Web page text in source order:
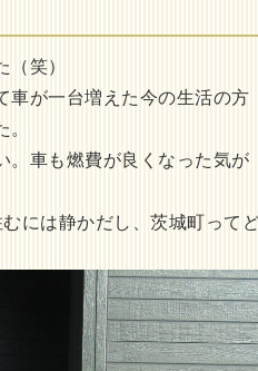
笑）
車が一台増えた今の生活の方
。車も燃費が良くなった気が
には静かだし、茨城町って